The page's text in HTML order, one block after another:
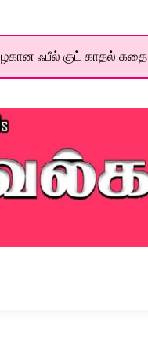
ஃபீல் குட் காதல் கதை